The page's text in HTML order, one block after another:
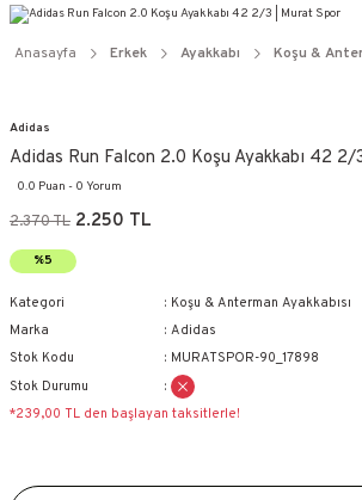
Anasayfa Erkek Ayakkabı Koşu &
Adidas
Adidas Run Falcon 2.0 Koşu Ayakkabı 42 2/
0.0 Puan - 0 Yorum
2.370 TL 2.250 TL
%5
Kategori
Koşu & Anterman Ayakkabısı
Marka
Adidas
Stok Kodu
MURATSPOR-90_17898
Stok Durumu
*239,00 TL den başlayan taksitlerle!